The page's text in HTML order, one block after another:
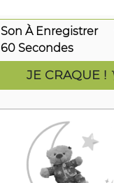
Son À Enregistrer
60 Secondes
JE CRAQUE !